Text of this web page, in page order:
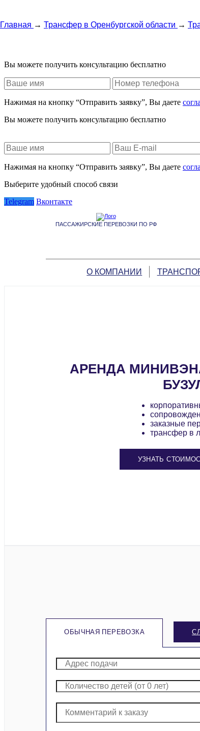
Вы можете получить консультацию бесплатно
Нажимая на кнопку “Отправить заявку”, Вы даете
Вы можете получить консультацию бесплатно
Нажимая на кнопку “Отправить заявку”, Вы даете
Выберите удобный способ связи
Telegram Вконтакте
ПАССАЖИРСКИЕ ПЕРЕВОЗКИ ПО РФ
О КОМПАНИИ
Главная → Трансфер в Оренбургской области →
АРЕНДА
заказные
трансфер в
УЗНАТЬ
ОБЫЧНАЯ ПЕРЕВОЗКА